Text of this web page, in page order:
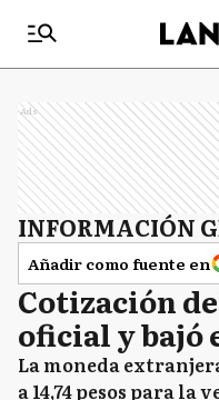
Ads
INFORMACIÓN
Añadir como fuente en
Cotización
oficial y bajó
La moneda
a 14,74 pesos para